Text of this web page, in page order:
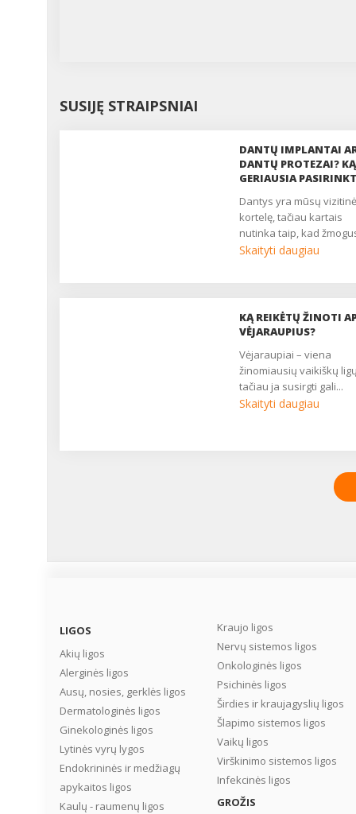
SUSIJĘ STRAIPSNIAI
DANTŲ IMPLANTAI
DANTŲ PROTEZAI? KĄ
GERIAUSIA
dantys yra mūsų vizitinė
kortelę, tačiau kartais
nutinka taip, kad
Skaityti daugiau
KĄ REIKĖTŲ ŽINOTI
VĖJARAUPIUS?
vėjaraupiai – viena
žinomiausių vaikiškų
tačiau ja susirgti gali...
Skaityti daugiau
LIGOS
Akių ligos
Alerginės ligos
Ausų, nosies, gerklės ligos
Dermatologinės ligos
Ginekologinės ligos
Lytinės vyrų lygos
Endokrininės ir medžiagų
apykaitos ligos
Kaulų - raumenų ligos
Kraujo ligos
Nervų sistemos ligos
Onkologinės ligos
Psichinės ligos
Širdies ir kraujagyslių ligos
Šlapimo sistemos ligos
Vaikų ligos
Virškinimo sistemos ligos
Infekcinės ligos
GROŽIS